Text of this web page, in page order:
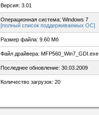
Версия: 3.01
Операционная система: Windows 7
[полный список поддерживаемых ОС]
Размер файла: 9.60 Мб
Файл драйвера: MFP560_Win7_GDI.exe
Последнее обновление: 30.03.2009
Количество загрузок: 20